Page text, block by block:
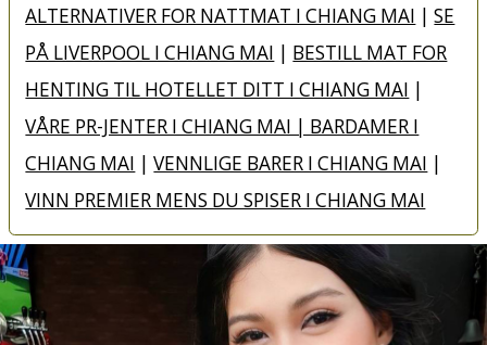
ALTERNATIVER FOR NATTMAT I CHIANG MAI |SE
PÅ LIVERPOOL I CHIANG MAI | BESTILL MAT FOR
HENTING TIL HOTELLET DITT I CHIANG MAI |
VÅRE PR-JENTER I CHIANG MAI | BARDAMER I
CHIANG MAI |VENNLIGE BARER I CHIANG MAI |
VINN PREMIER MENS DU SPISER I CHIANG MAI